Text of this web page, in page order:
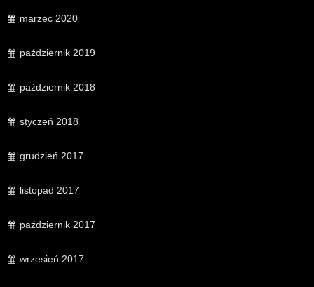
marzec 2020
październik 2019
październik 2018
styczeń 2018
grudzień 2017
listopad 2017
październik 2017
wrzesień 2017